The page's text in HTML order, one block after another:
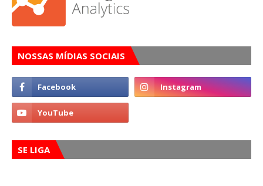
NOSSAS MÍDIAS SOCIAIS
SE LIGA